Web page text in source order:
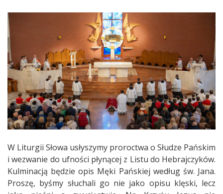
W Liturgii Słowa usłyszymy proroctwa o Słudze Pańskim
i wezwanie do ufności płynącej z Listu do Hebrajczyków.
Kulminacją będzie opis Męki Pańskiej według św. Jana.
Proszę, byśmy słuchali go nie jako opisu klęski, lecz